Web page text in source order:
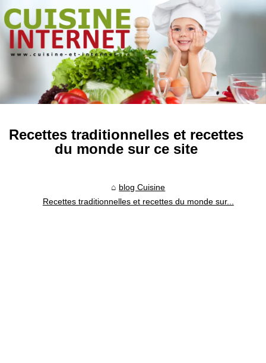
Recettes traditionnelles et recettes
du monde sur ce site
blog Cuisine
Recettes traditionnelles et recettes du monde sur...